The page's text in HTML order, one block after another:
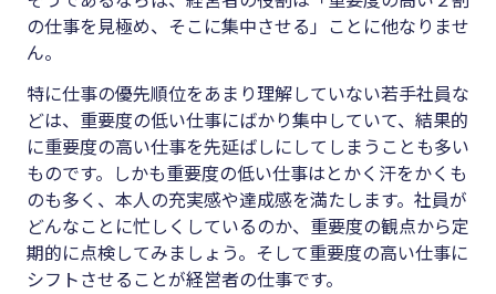
の仕事を見極め、そこに集中させる」ことに他なりませ
ん。
特に仕事の優先順位をあまり理解していない若手社員な
どは、重要度の低い仕事にばかり集中していて、結果的
に重要度の高い仕事を先延ばしにしてしまうことも多い
ものです。しかも重要度の低い仕事はとかく汗をかくも
のも多く、本人の充実感や達成感を満たします。社員が
どんなことに忙しくしているのか、重要度の観点から定
期的に点検してみましょう。そして重要度の高い仕事に
シフトさせることが経営者の仕事です。